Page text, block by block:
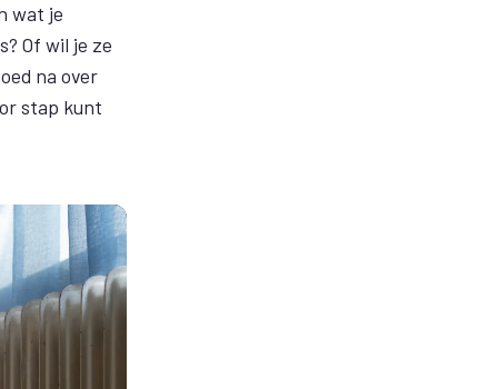
wat je
Of wil je ze
na over
stap kunt